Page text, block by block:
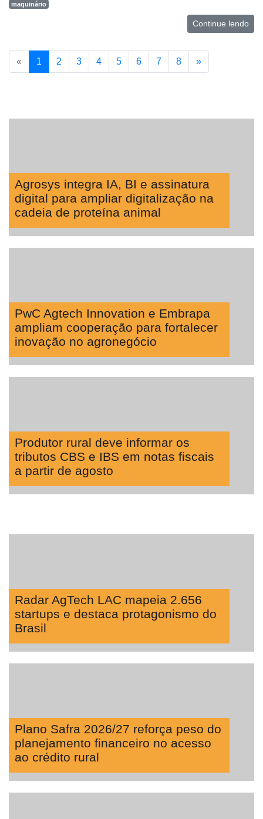
maquinário
Continue lendo
« 1 2 3 4 5 6 7 8 »
Agrosys integra IA, BI e assinatura
digital para ampliar digitalização na
cadeia de proteína animal
PwC Agtech Innovation e Embrapa
ampliam cooperação para fortalecer
inovação no agronegócio
Produtor rural deve informar os
tributos CBS e IBS em notas fiscais
a partir de agosto
Radar AgTech LAC mapeia 2.656
startups e destaca protagonismo do
Brasil
Plano Safra 2026/27 reforça peso do
planejamento financeiro no acesso
ao crédito rural